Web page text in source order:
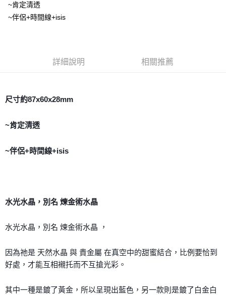
全家取貨付款
每筆NT$80，滿NT$3,000(含以上)免運費
每筆NT$80，滿NT$3,000(含以上)免運費
每筆NT$80，滿NT$3,000(含以上)免運費
付款後門市自取
~肯定清透
~伴侶+時間線+isis
詳細說明 相關推薦
尺寸約87x60x28mm
~肯定清透
~伴侶+時間線+isis
水光水晶，別名 煉金術水晶
水光水晶，別名 煉金術水晶 ，
因為祂是 天然水晶 與 貴金屬 在真空中的甜蜜結合，比例要恰到
好處，才能互相襯托而不互搶光彩。
其中一種是鍍了黃金，所以呈現出藍色，另一款則是鍍了白金白